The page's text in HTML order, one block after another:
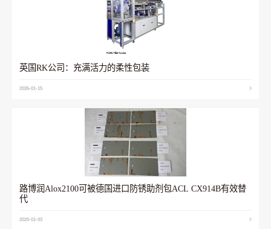
英国RK公司：充满活力的柔性包装
2026-01-15
路博润Alox2100可被德国进口防锈助剂包ACL CX914B有效替
代
2020-01-03